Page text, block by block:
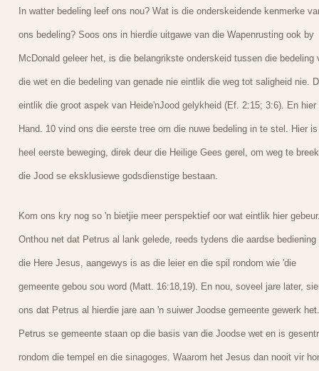
In watter bedeling leef ons nou? Wat is die onderskeidende kenmerke
ons bedeling? Soos ons in hierdie uitgawe van die Wapenrusting ook by
McDonald geleer het, is die belangrikste onderskeid tussen die bedeling
die wet en die bedeling van genade nie eintlik die weg tot saligheid nie.
eintlik die groot aspek van Heide'nJood gelykheid (Ef. 2:15; 3:6). En hier
Hand. 10 vind ons die eerste tree om die nuwe bedeling in te stel. Hier
heel eerste beweging, direk deur die Heilige Gees gerel, om weg te
die Jood se eksklusiewe godsdienstige bestaan.
Kom ons kry nog so 'n bietjie meer perspektief oor wat eintlik hier
Onthou net dat Petrus al lank gelede, reeds tydens die aardse bediening
die Here Jesus, aangewys is as die leier en die spil rondom wie 'die
gemeente gebou sou word (Matt. 16:18,19). En nou, soveel jare later,
ons dat Petrus al hierdie jare aan 'n suiwer Joodse gemeente gewerk het.
Petrus se gemeente staan op die basis van die Joodse wet en is
rondom die tempel en die sinagoges. Waarom het Jesus dan nooit vir